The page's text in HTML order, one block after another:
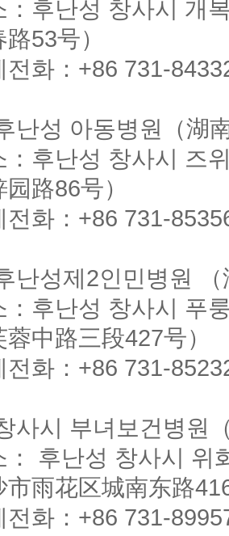
：후난성 창사시 개
53号）
전화：+86 731-
난성 아동병원（湖
：후난성 창사시 즈
园路86号）
전화：+86 731-
난성제2인민병원
：후난성 창사시 푸
蓉中路三段427号）
전화：+86 731-
사시 부녀보건병원
： 후난성 창사시 위
市雨花区城南东路
전화：+86 731-